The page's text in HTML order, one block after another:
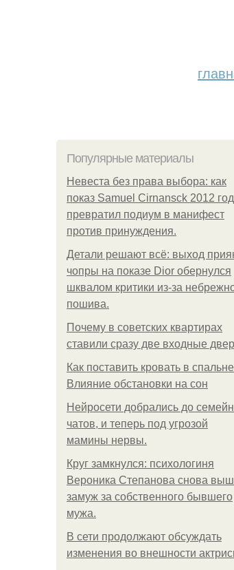
Популярные материалы
Невеста без права выбора: как
показ Samuel Cirnansck 2012
превратил подиум в манифест
против принуждения.
Детали решают всё: выход
чопры на показе Dior обернулся
шквалом критики из-за
пошива.
Почему в советских квартирах
ставили сразу две входные
Как поставить кровать в
Влияние обстановки на сон
Нейросети добрались до
чатов, и теперь под угрозой
мамины нервы.
Круг замкнулся: психологиня
Вероника Степанова снова
замуж за собственного бывшего
мужа.
В сети продолжают обсуждать
изменения во внешности